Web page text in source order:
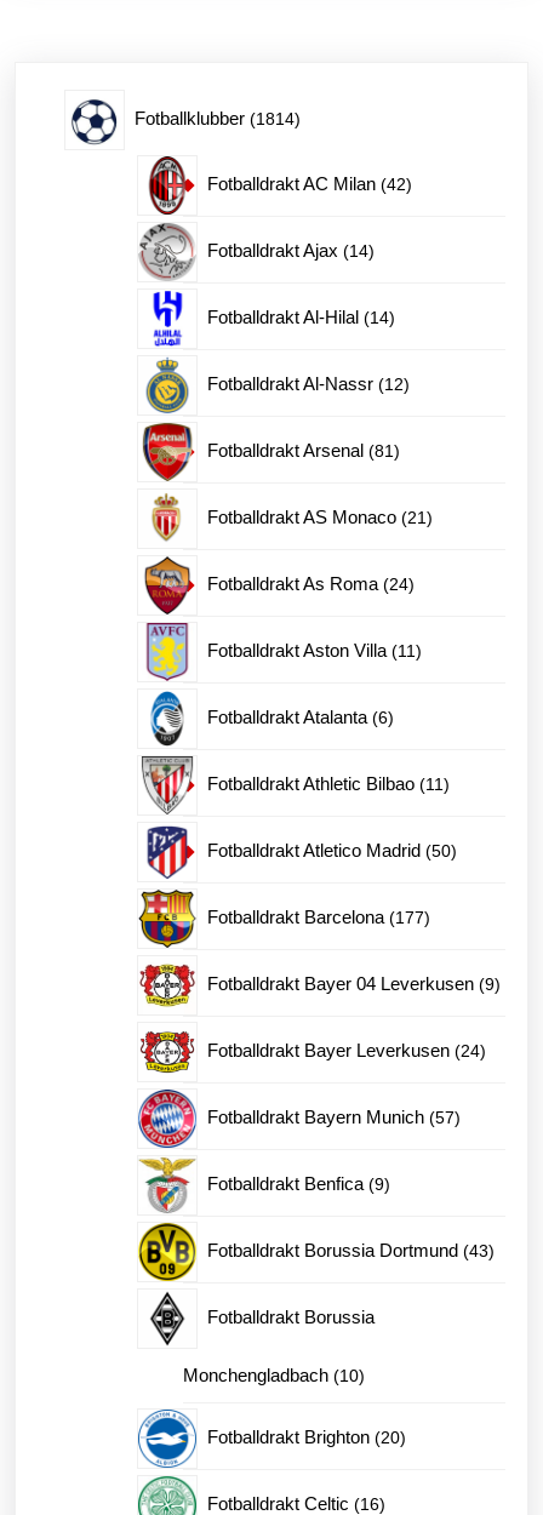
Fotballklubber 18141814
Fotballdrakt AC Milan 4242
Fotballdrakt Ajax 1414
Fotballdrakt Al-Hilal 1414
Fotballdrakt Al-Nassr 1212
Fotballdrakt Arsenal 8181
Fotballdrakt AS Monaco 2121
Fotballdrakt As Roma 2424
Fotballdrakt Aston Villa 1111
Fotballdrakt Atalanta 66
Fotballdrakt Athletic Bilbao 1111
Fotballdrakt Atletico Madrid 5050
Fotballdrakt Barcelona 177177
Fotballdrakt Bayer 04 Leverkusen 99
Fotballdrakt Bayer Leverkusen 2424
Fotballdrakt Bayern Munich 5757
Fotballdrakt Benfica 99
Fotballdrakt Borussia Dortmund 4343
Fotballdrakt Borussia
Monchengladbach 1010
Fotballdrakt Brighton 2020
Fotballdrakt Celtic 1616